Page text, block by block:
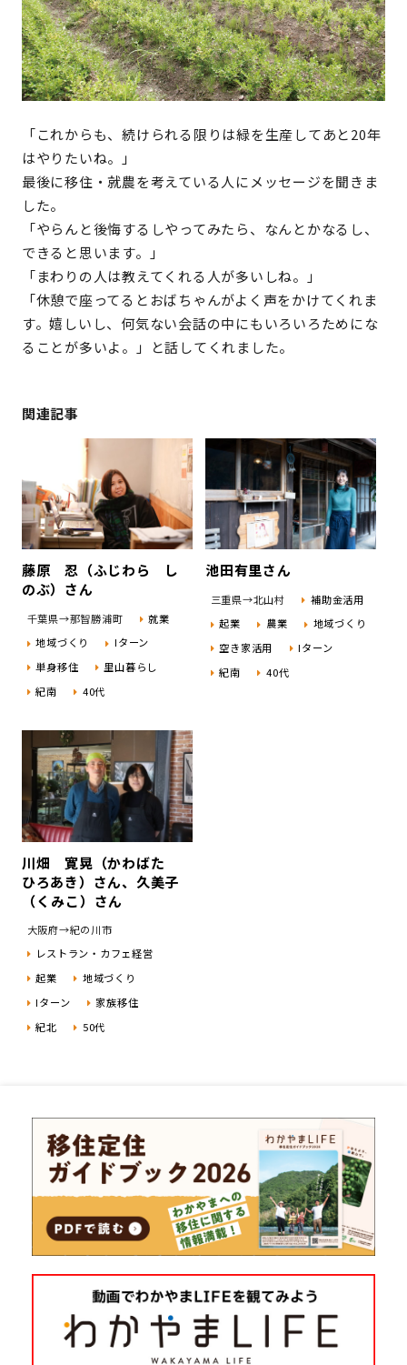
「これからも、続けられる限りは緑を生産してあと20年
はやりたいね。」
最後に移住・就農を考えている人にメッセージを聞きま
した。
「やらんと後悔するしやってみたら、なんとかなるし、
できると思います。」
「まわりの人は教えてくれる人が多いしね。」
「休憩で座ってるとおばちゃんがよく声をかけてくれま
す。嬉しいし、何気ない会話の中にもいろいろためにな
ることが多いよ。」と話してくれました。
関連記事
藤原 忍（ふじわら し
のぶ）さん
千葉県→那智勝浦町
就業
地域づくり
Iターン
単身移住
里山暮らし
紀南
40代
池田有里さん
三重県→北山村
補助金活用
起業
農業
地域づくり
空き家活用
Iターン
紀南
40代
川畑 寛晃（かわばた
ひろあき）さん、久美子
（くみこ）さん
大阪府→紀の川市
レストラン・カフェ経営
起業
地域づくり
Iターン
家族移住
紀北
50代